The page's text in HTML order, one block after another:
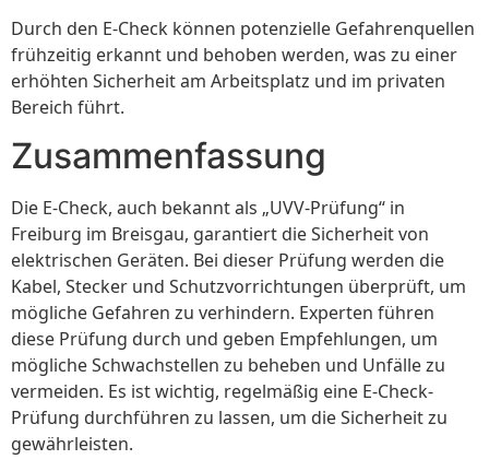
Durch den E-Check können potenzielle Gefahrenquellen
frühzeitig erkannt und behoben werden, was zu einer
erhöhten Sicherheit am Arbeitsplatz und im privaten
Bereich führt.
Zusammenfassung
Die E-Check, auch bekannt als „UVV-Prüfung“ in
Freiburg im Breisgau, garantiert die Sicherheit von
elektrischen Geräten. Bei dieser Prüfung werden die
Kabel, Stecker und Schutzvorrichtungen überprüft, um
mögliche Gefahren zu verhindern. Experten führen
diese Prüfung durch und geben Empfehlungen, um
mögliche Schwachstellen zu beheben und Unfälle zu
vermeiden. Es ist wichtig, regelmäßig eine E-Check-
Prüfung durchführen zu lassen, um die Sicherheit zu
gewährleisten.